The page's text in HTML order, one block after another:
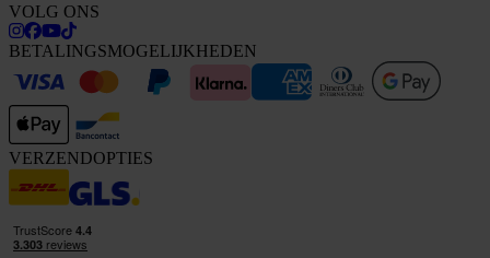
VOLG ONS
BETALINGSMOGELIJKHEDEN
VERZENDOPTIES